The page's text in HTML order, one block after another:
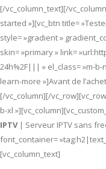
[/vc_column_text][/
started »][vc_btn title=
style= »gradient »
skin= »primary » link=
24h%2F||| » el_class= »m-b-
learn-more »]Avant de
[/vc_column][/
b-xl
IPTV | Serveur IPTV sans
font_container=
[vc_column_text]